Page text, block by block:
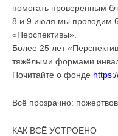
помогать проверенным
8 и 9 июля мы проводим
«Перспективы».
Более 25 лет
тяжёлыми формами
Почитайте о фонде
Всё прозрачно:
КАК ВСЁ УСТРОЕНО